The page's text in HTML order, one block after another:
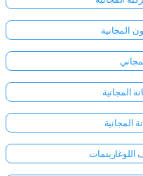
المجانية
المجانية
المجانية
اللوغاريتمات